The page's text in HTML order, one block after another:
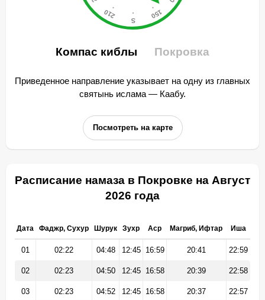
Компас киблы Покровка
Приведенное направление указывает на одну из главных
святынь ислама — Каабу.
Посмотреть на карте
Расписание намаза в Покровке на Август
2026 года
Дата Фаджр, Сухур Шурук Зухр Аср Магриб, Ифтар Иша
01 02:22 04:48 12:45 16:59 20:41 22:59
02 02:23 04:50 12:45 16:58 20:39 22:58
03 02:23 04:52 12:45 16:58 20:37 22:57